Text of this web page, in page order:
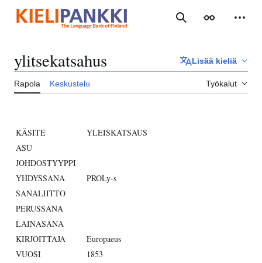
sisältöön
Haku Ulkoasu
ylitsekatsahus Lisää kieliä
Rapola Keskustelu Työkalut
KÄSITE
YLEISKATSAUS
ASU
JOHDOSTYYPPI
YHDYSSANA
PROLy-s
SANALIITTO
PERUSSANA
LAINASANA
KIRJOITTAJA
Europaeus
VUOSI
1853